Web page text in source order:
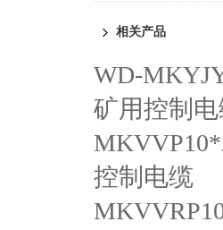
相关产品
WD-
矿用控制
控制电缆